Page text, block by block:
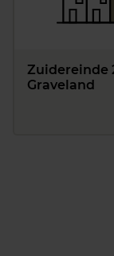
Zuidereinde
Graveland